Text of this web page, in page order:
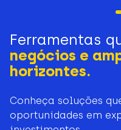
Ferramentas
negócios e
horizontes.
Conheça soluções
oportunidades em